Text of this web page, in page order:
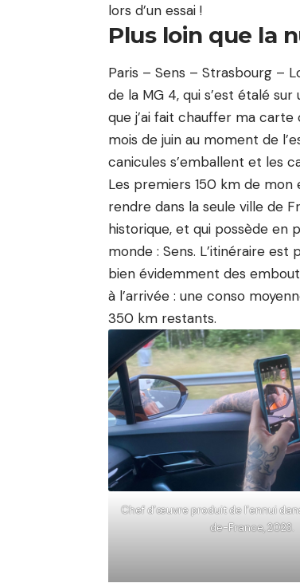
lors d’un essai !
Plus loin que la
Paris – Sens – Strasbourg –
de la MG 4, qui s’est étalé
que j’ai fait chauffer ma carte
mois de juin au moment de
canicules s’emballent et les
Les premiers 150 km de
rendre dans la seule ville de
historique, et qui possède en
monde : Sens. L’itinéraire
bien évidemment des
à l’arrivée : une conso
350 km restants.
Chef d’œuvre produit de l’ennui
de-France, 2023.